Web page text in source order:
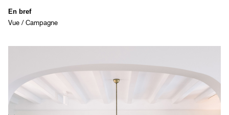
En bref
Vue / Campagne